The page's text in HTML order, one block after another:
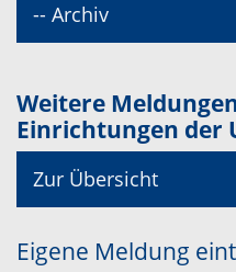
-- Archiv
Weitere
Einrichtungen der
Zur Übersicht
Eigene Meldung